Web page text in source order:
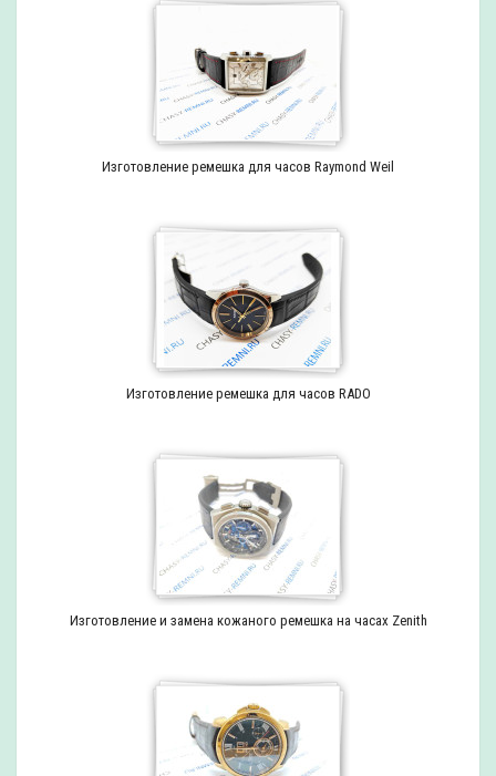
Изготовление ремешка для часов Raymond Weil
Изготовление ремешка для часов RADO
Изготовление и замена кожаного ремешка на часах Zenith